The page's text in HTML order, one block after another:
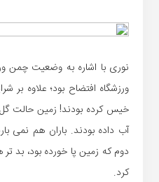
نوری با اشاره به وضعیت چمن
ورزشگاه افتضاح بود؛ علاوه بر
خیس کرده بودند! زمین حالت
آب داده بودند. باران هم نمی
دوم که زمین پا خورده بود، بد
کرد.